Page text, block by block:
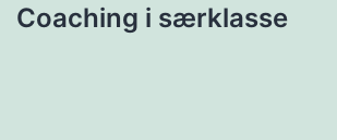
Coaching i særklasse